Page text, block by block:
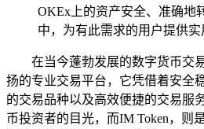
OKEx上的资产安全、准确地
中，为有此需求的用户提供实
在当今蓬勃发展的数字货币交
扬的专业交易平台，它凭借着安全
的交易品种以及高效便捷的交易服
币投资者的目光，而IM Token，则